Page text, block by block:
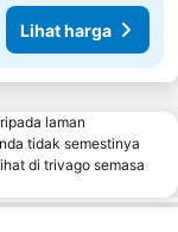
Lihat harga
laman
tidak semestinya
di trivago semasa